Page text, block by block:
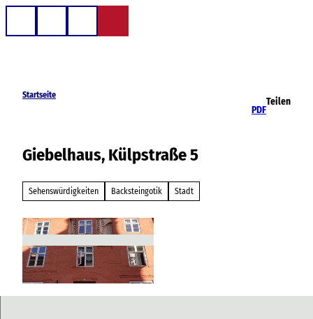
Startseite
PDF
Teilen
Giebelhaus, Külpstraße 5
Sehenswürdigkeiten Backsteingotik Stadt